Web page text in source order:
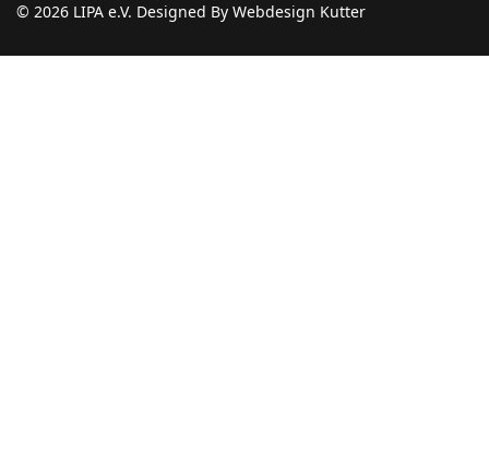
© 2026 LIPA e.V. Designed By Webdesign Kutter